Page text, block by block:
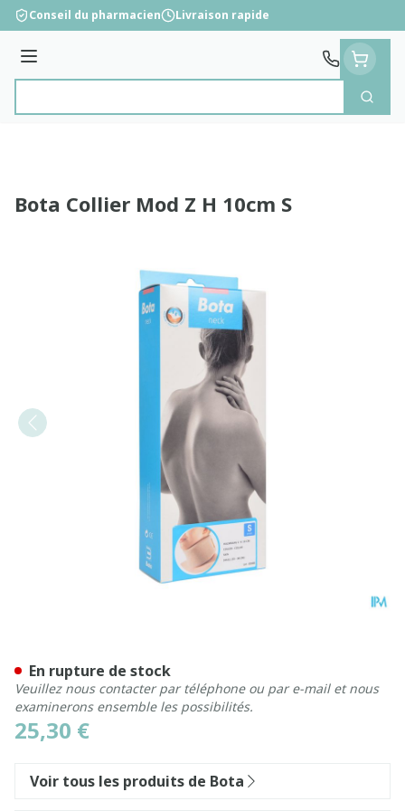
Aller au contenu
Conseil du pharmacien Livraison rapide
Menu
Bota Collier Mod Z H 10cm S
25,30 €
En rupture de stock
Veuillez nous contacter par téléphone ou par e-mail et nous
examinerons ensemble les possibilités.
Voir tous les produits de Bota